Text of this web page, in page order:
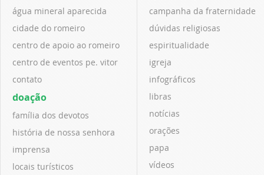
água mineral aparecida
cidade do romeiro
centro de apoio ao romeiro
centro de eventos pe. vitor
contato
doação
família dos devotos
história de nossa senhora
imprensa
locais turísticos
campanha da fraternidade
dúvidas religiosas
espiritualidade
igreja
infográficos
libras
notícias
orações
papa
vídeos